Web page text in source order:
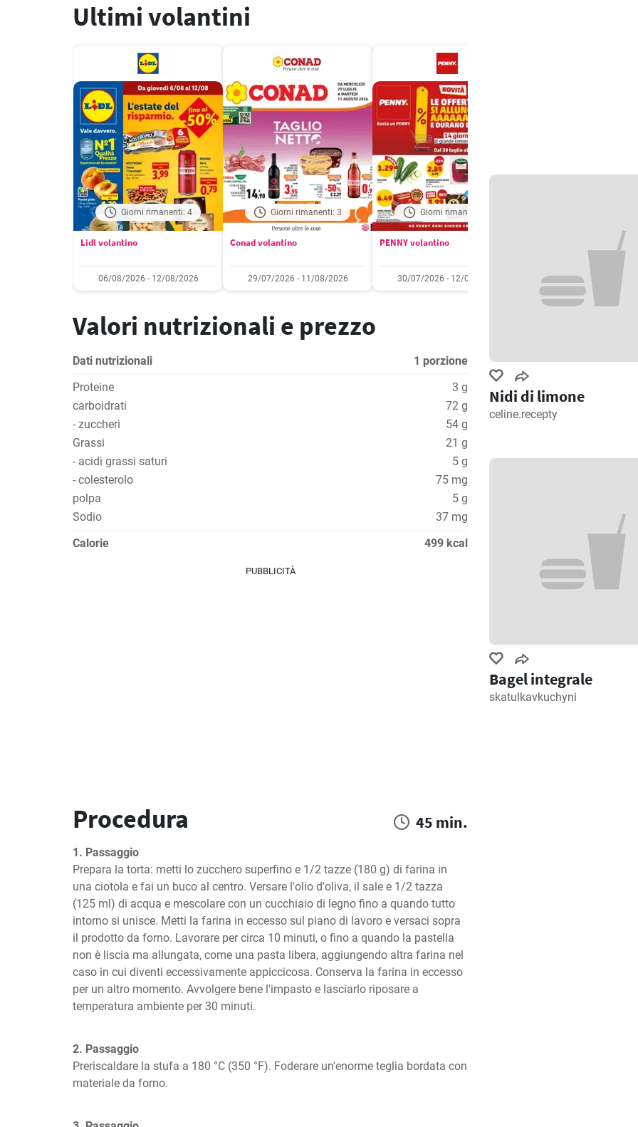
Ultimi volantini
Giorni rimanenti: 4
Lidl volantino
06/08/2026 - 12/08/2026
Giorni rimanenti: 3
Conad volantino
29/07/2026 - 11/08/2026
Giorni rimanenti: 4
PENNY volantino
30/07/2026 - 12/08/2026 03/08/2026 - 09/08/
Valori nutrizionali e prezzo
Dati nutrizionali
1 porzione
Proteine
3 g
carboidrati
72 g
- zuccheri
54 g
Grassi
21 g
- acidi grassi saturi
5 g
- colesterolo
75 mg
polpa
5 g
Sodio
37 mg
Calorie
499 kcal
PUBBLICITÀ
Procedura 45 min.
1. Passaggio
Prepara la torta: metti lo zucchero superfino e 1/2 tazze (180 g) di farina in
una ciotola e fai un buco al centro. Versare l'olio d'oliva, il sale e 1/2 tazza
(125 ml) di acqua e mescolare con un cucchiaio di legno fino a quando tutto
intorno si unisce. Metti la farina in eccesso sul piano di lavoro e versaci sopra
il prodotto da forno. Lavorare per circa 10 minuti, o fino a quando la pastella
non è liscia ma allungata, come una pasta libera, aggiungendo altra farina nel
caso in cui diventi eccessivamente appiccicosa. Conserva la farina in eccesso
per un altro momento. Avvolgere bene l'impasto e lasciarlo riposare a
temperatura ambiente per 30 minuti.
2. Passaggio
Preriscaldare la stufa a 180 °C (350 °F). Foderare un'enorme teglia bordata con
materiale da forno.
Nidi di limone
celine.recepty
Bagel integrale
skatulkavkuchyni